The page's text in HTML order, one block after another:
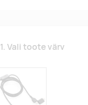
1. Vali toote värv